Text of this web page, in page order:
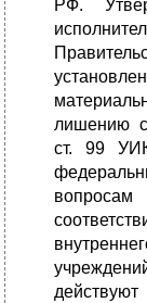
РФ.
лишению
ст. 99